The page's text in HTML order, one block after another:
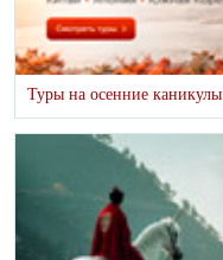
Туры на осенние каникулы